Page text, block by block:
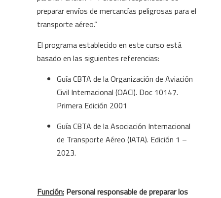
preparar envíos de mercancías peligrosas para el
transporte aéreo.”
El programa establecido en este curso está
basado en las siguientes referencias:
Guía CBTA de la Organización de Aviación
Civil Internacional (OACI). Doc 10147.
Primera Edición 2001
Guía CBTA de la Asociación Internacional
de Transporte Aéreo (IATA). Edición 1 –
2023.
Función: Personal responsable de preparar los